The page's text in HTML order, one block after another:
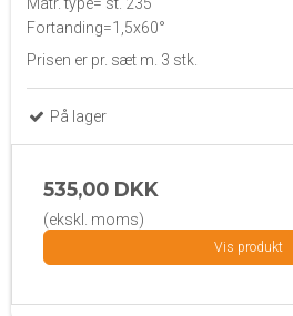
Fortanding=1,5x60°
Prisen er pr. sæt m. 3 stk.
På lager
535,00 DKK
(ekskl. moms)
Vis produkt